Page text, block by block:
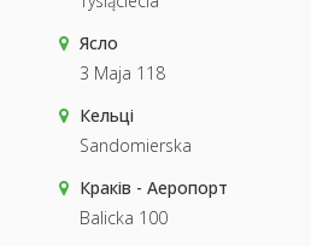
Ясло
3 Maja 118
Кельці
Sandomierska
Краків - Аеропорт
Balicka 100